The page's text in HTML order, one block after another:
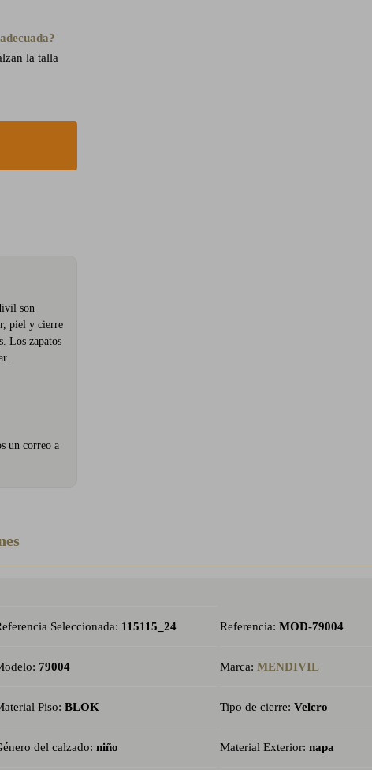
la talla
son
piel y cierre
Los zapatos
un correo a
Seleccionada: 115115_24 Referencia: MOD-79004
79004 Marca: MENDIVIL
Piso: BLOK Tipo de cierre: Velcro
del calzado: niño Material Exterior: napa